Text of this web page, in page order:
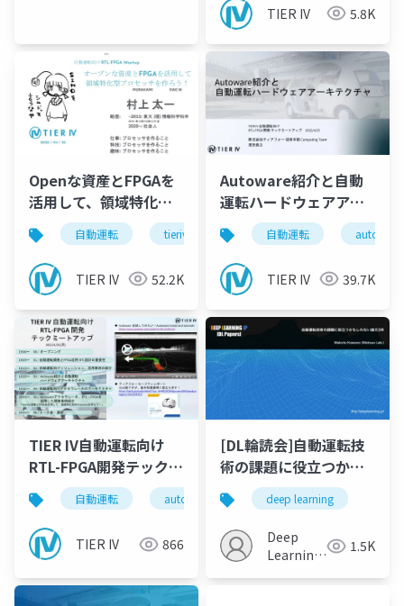
TIER IV 5.8K
Openな資産とFPGAを
活用して、領域特化型
のProcessorを作ろ
う！
自動運転 tieriv fpga rtl
TIER IV 52.2K
Autoware紹介と自動
運転ハードウェアアー
キテクチャ
自動運転 autoware
TIER IV 39.7K
TIER IV自動運転向け
RTL-FPGA開発テックミ
ートアップ_オープニン
グ
自動運転 autoware tieriv fpga
TIER IV 866
[DL輪読会]自動運転技
術の課題に役立つかも
しれない論文3本
deep learning
Deep
Learning
1.5K